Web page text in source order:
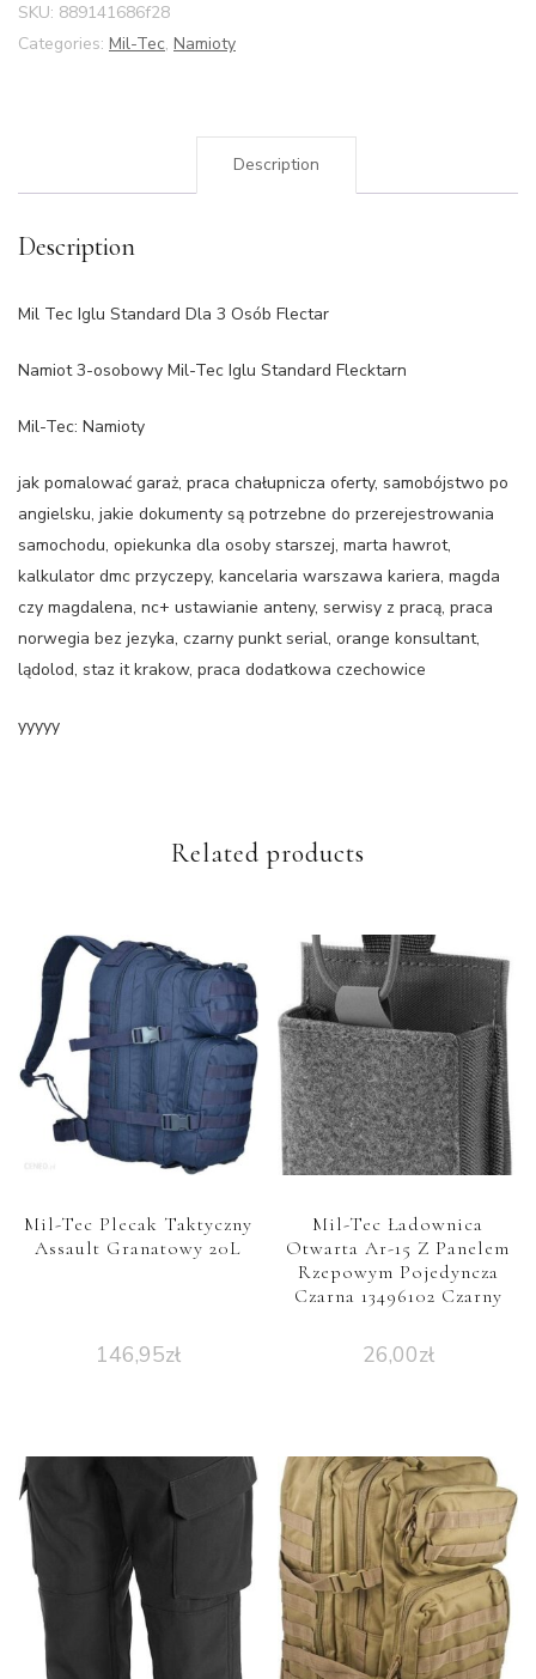
SKU: 889141686f28
Categories: Mil-Tec, Namioty
Description
Description
Mil Tec Iglu Standard Dla 3 Osób Flectar
Namiot 3-osobowy Mil-Tec Iglu Standard Flecktarn
Mil-Tec: Namioty
jak pomalować garaż, praca chałupnicza oferty, samobójstwo po
angielsku, jakie dokumenty są potrzebne do przerejestrowania
samochodu, opiekunka dla osoby starszej, marta hawrot,
kalkulator dmc przyczepy, kancelaria warszawa kariera, magda
czy magdalena, nc+ ustawianie anteny, serwisy z pracą, praca
norwegia bez jezyka, czarny punkt serial, orange konsultant,
lądolod, staz it krakow, praca dodatkowa czechowice
yyyyy
Related products
Mil-Tec Plecak Taktyczny
Assault Granatowy 20L
146,95zł
Mil-Tec Ładownica
Otwarta Ar-15 Z Panelem
Rzepowym Pojedyncza
Czarna 13496102 Czarny
26,00zł